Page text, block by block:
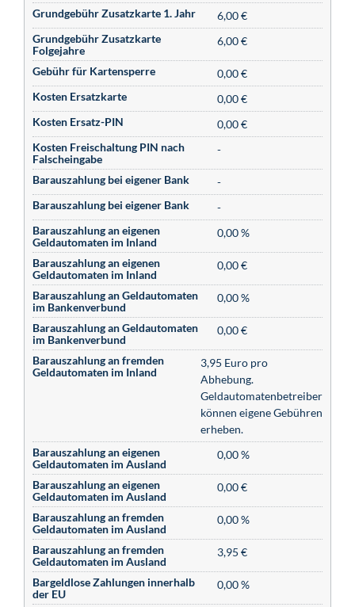
Grundgebühr Zusatzkarte 1. Jahr
6,00 €
Grundgebühr Zusatzkarte
Folgejahre
6,00 €
Gebühr für Kartensperre
0,00 €
Kosten Ersatzkarte
0,00 €
Kosten Ersatz-PIN
0,00 €
Kosten Freischaltung PIN nach
Falscheingabe
-
Barauszahlung bei eigener Bank
-
Barauszahlung bei eigener Bank
-
Barauszahlung an eigenen
Geldautomaten im Inland
0,00 %
Barauszahlung an eigenen
Geldautomaten im Inland
0,00 €
Barauszahlung an Geldautomaten
im Bankenverbund
0,00 %
Barauszahlung an Geldautomaten
im Bankenverbund
0,00 €
Barauszahlung an fremden
Geldautomaten im Inland
3,95 Euro pro
Abhebung.
Geldautomatenbetreiber
können eigene Gebühren
erheben.
Barauszahlung an eigenen
Geldautomaten im Ausland
0,00 %
Barauszahlung an eigenen
Geldautomaten im Ausland
0,00 €
Barauszahlung an fremden
Geldautomaten im Ausland
0,00 %
Barauszahlung an fremden
Geldautomaten im Ausland
3,95 €
Bargeldlose Zahlungen innerhalb
der EU
0,00 %